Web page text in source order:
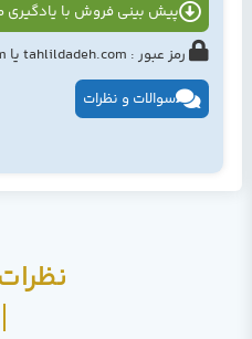
پیش بینی فروش با یادگیری
رمز عبور : tahlildadeh.com یا www.tahlildade.com
سوالات و نظرات
نظرات